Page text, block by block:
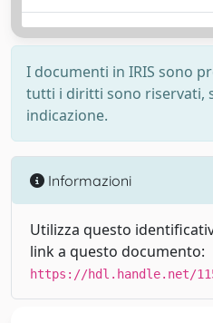
I documenti in IRIS sono
tutti i diritti sono riservati,
indicazione.
Informazioni
Utilizza questo
link a questo documento:
https://hdl.handle.net/